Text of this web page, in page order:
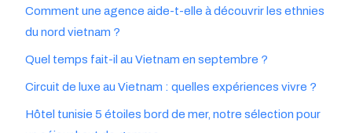
Comment une agence aide-t-elle à découvrir les ethnies
du nord vietnam ?
Quel temps fait-il au Vietnam en septembre ?
Circuit de luxe au Vietnam : quelles expériences vivre ?
Hôtel tunisie 5 étoiles bord de mer, notre sélection pour